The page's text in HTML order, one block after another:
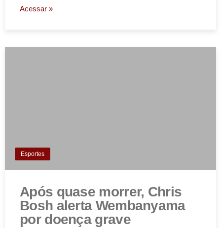
Acessar »
Esportes
Após quase morrer, Chris
Bosh alerta Wembanyama
por doença grave